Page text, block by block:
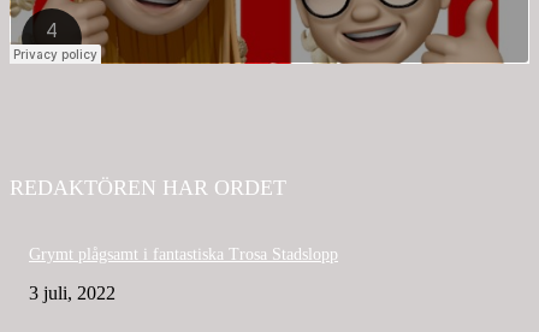
REDAKTÖREN HAR ORDET
Grymt plågsamt i fantastiska Trosa Stadslopp
3 juli, 2022